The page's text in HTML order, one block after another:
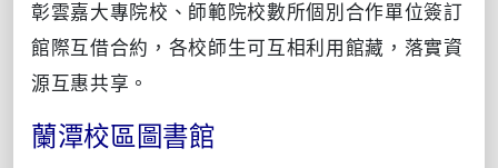
彰雲嘉大專院校、師範院校數所個別合作單位簽訂
館際互借合約，各校師生可互相利用館藏，落實資
源互惠共享。
蘭潭校區圖書館